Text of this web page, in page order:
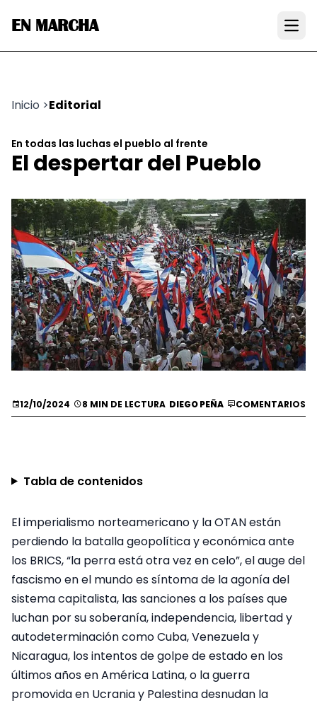
EN MARCHA
Inicio >Editorial
En todas las luchas el pueblo al frente
El despertar del Pueblo
12/10/2024 8 MIN DE LECTURA DIEGO PEÑA COMENTARIOS
Tabla de contenidos
El imperialismo norteamericano y la OTAN están
perdiendo la batalla geopolítica y económica ante
los BRICS, “la perra está otra vez en celo”, el auge del
fascismo en el mundo es síntoma de la agonía del
sistema capitalista, las sanciones a los países que
luchan por su soberanía, independencia, libertad y
autodeterminación como Cuba, Venezuela y
Nicaragua, los intentos de golpe de estado en los
últimos años en América Latina, o la guerra
promovida en Ucrania y Palestina desnudan la